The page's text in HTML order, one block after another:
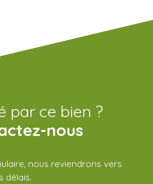
par ce bien ?
nous
nous reviendrons vers
délais.